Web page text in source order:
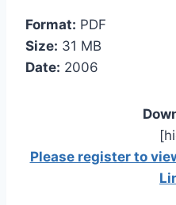
Format: PDF
Size: 31 MB
Date: 2006
Please register to